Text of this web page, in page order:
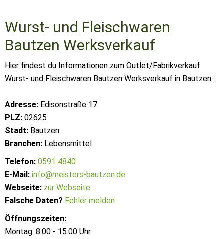
Wurst- und Fleischwaren
Bautzen Werksverkauf
Hier findest du Informationen zum Outlet/Fabrikverkauf
Wurst- und Fleischwaren Bautzen Werksverkauf in Bautzen:
Adresse: Edisonstraße 17
PLZ: 02625
Stadt: Bautzen
Branchen: Lebensmittel
Telefon: 0591 4840
E-Mail: info@meisters-bautzen.de
Webseite: zur Webseite
Falsche Daten? Fehler melden
Öffnungszeiten:
Montag: 8.00 - 15.00 Uhr